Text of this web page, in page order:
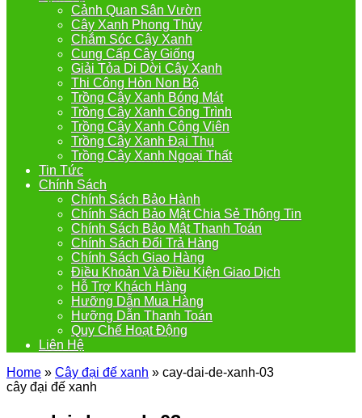
Cảnh Quan Sân Vườn
Cây Xanh Phong Thủy
Chắm Sóc Cây Xanh
Cung Cấp Cây Giống
Giải Tỏa Di Dời Cây Xanh
Thi Công Hòn Non Bộ
Trồng Cây Xanh Bóng Mát
Trồng Cây Xanh Công Trình
Trồng Cây Xanh Công Viên
Trồng Cây Xanh Đại Thụ
Trồng Cây Xanh Ngoại Thất
Tin Tức
Chính Sách
Chính Sách Bảo Hành
Chính Sách Bảo Mật Chia Sẻ Thông Tin
Chính Sách Bảo Mật Thanh Toán
Chính Sách Đổi Trả Hàng
Chính Sách Giao Hàng
Điều Khoản Và Điều Kiện Giao Dịch
Hỗ Trợ Khách Hàng
Hưỡng Dẫn Mua Hàng
Hưỡng Dẫn Thanh Toán
Quy Chế Hoạt Động
Liên Hệ
Home » Cây đại đế xanh » cay-dai-de-xanh-03
cây đại đế xanh